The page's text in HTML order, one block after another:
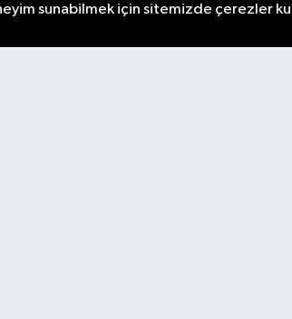
sunabilmek için sitemizde çerezler